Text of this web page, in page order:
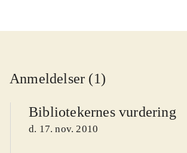
Anmeldelser (1)
Bibliotekernes vurdering
d. 17. nov. 2010